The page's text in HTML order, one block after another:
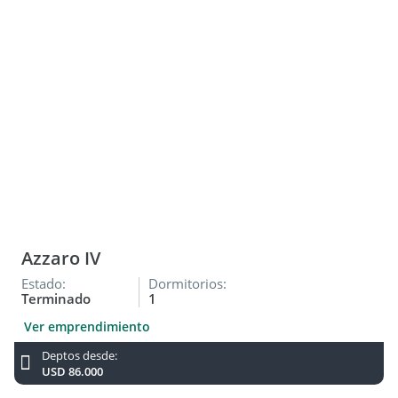
Azzaro IV
Estado:
Terminado
Dormitorios:
1
Ver emprendimiento
Deptos desde:
USD 86.000